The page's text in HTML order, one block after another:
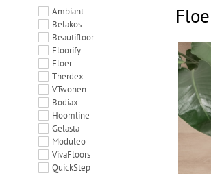
Ambiant
Belakos
Beautifloor
Floorify
Floer
Therdex
VTwonen
Bodiax
Hoomline
Gelasta
Moduleo
VivaFloors
QuickStep